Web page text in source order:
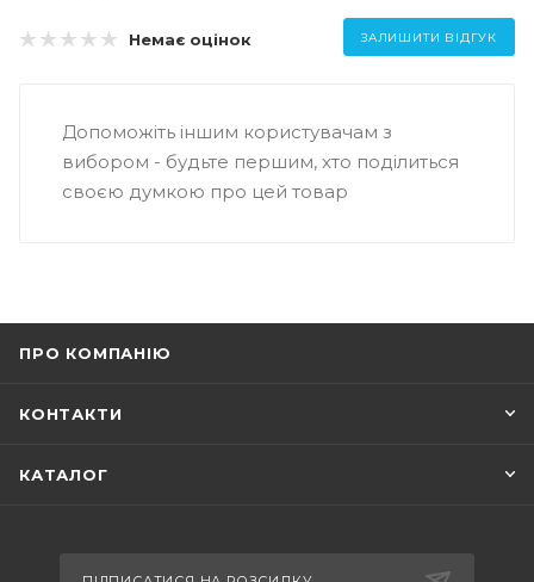
Немає оцінок ЗАЛИШИТИ ВІДГУК
Допоможіть іншим користувачам з
вибором - будьте першим, хто поділиться
своєю думкою про цей товар
ПРО КОМПАНІЮ
КОНТАКТИ
КАТАЛОГ